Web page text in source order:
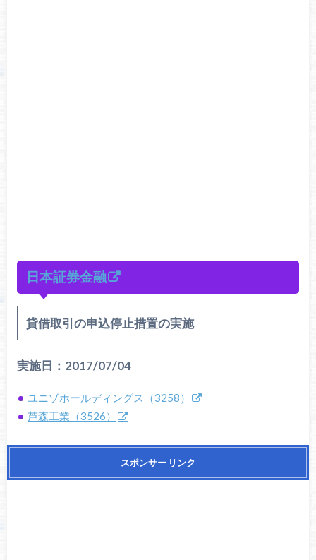
日本証券金融
貸借取引の申込停止措置の実施
実施日：2017/07/04
ユニゾホールディングス（3258）
芦森工業（3526）
スポンサー リンク